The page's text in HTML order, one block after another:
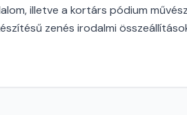
illetve a kortárs pódium
zenés irodalmi